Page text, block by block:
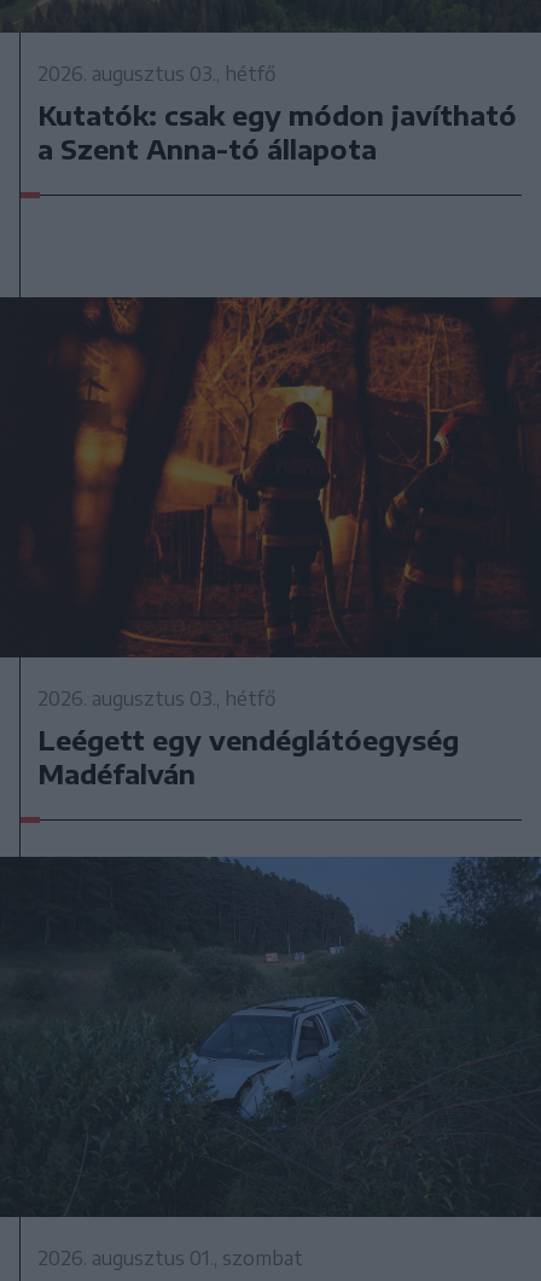
2026. augusztus 03., hétfő
Kutatók: csak egy módon javítható
a Szent Anna-tó állapota
2026. augusztus 03., hétfő
Leégett egy vendéglátóegység
Madéfalván
2026. augusztus 01., szombat